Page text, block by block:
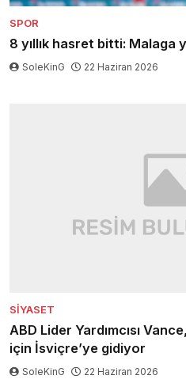
SPOR
8 yıllık hasret bitti: Malaga
SoleKinG 22 Haziran 2026
SIYASET
ABD Lider Yardımcısı
için İsviçre’ye gidiyor
SoleKinG 22 Haziran 2026